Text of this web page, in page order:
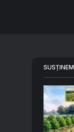
SUSȚINEM